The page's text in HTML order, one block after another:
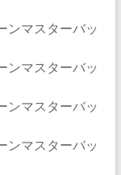
ンマスターバッ
ンマスターバッ
ンマスターバッ
ンマスターバッ